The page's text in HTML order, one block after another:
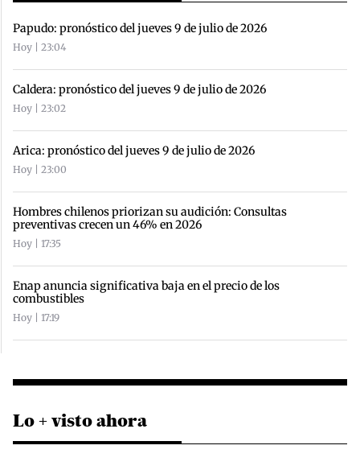
Papudo: pronóstico del jueves 9 de julio de 2026
Hoy | 23:04
Caldera: pronóstico del jueves 9 de julio de 2026
Hoy | 23:02
Arica: pronóstico del jueves 9 de julio de 2026
Hoy | 23:00
Hombres chilenos priorizan su audición: Consultas
preventivas crecen un 46% en 2026
Hoy | 17:35
Enap anuncia significativa baja en el precio de los
combustibles
Hoy | 17:19
Lo + visto ahora